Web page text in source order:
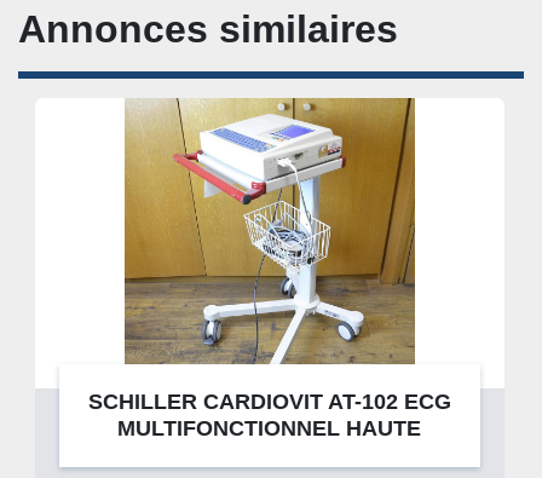
Annonces similaires
SCHILLER CARDIOVIT AT-102 ECG
MULTIFONCTIONNEL HAUTE